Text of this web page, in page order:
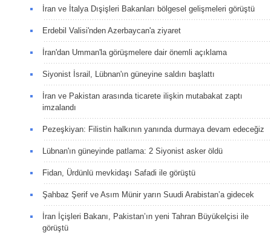
İran ve İtalya Dışişleri Bakanları bölgesel gelişmeleri görüştü
Erdebil Valisi'nden Azerbaycan'a ziyaret
İran'dan Umman'la görüşmelere dair önemli açıklama
Siyonist İsrail, Lübnan'ın güneyine saldırı başlattı
İran ve Pakistan arasında ticarete ilişkin mutabakat zaptı
imzalandı
Pezeşkiyan: Filistin halkının yanında durmaya devam edeceğiz
Lübnan'ın güneyinde patlama: 2 Siyonist asker öldü
Fidan, Ürdünlü mevkidaşı Safadi ile görüştü
Şahbaz Şerif ve Asım Münir yarın Suudi Arabistan’a gidecek
İran İçişleri Bakanı, Pakistan’ın yeni Tahran Büyükelçisi ile
görüştü